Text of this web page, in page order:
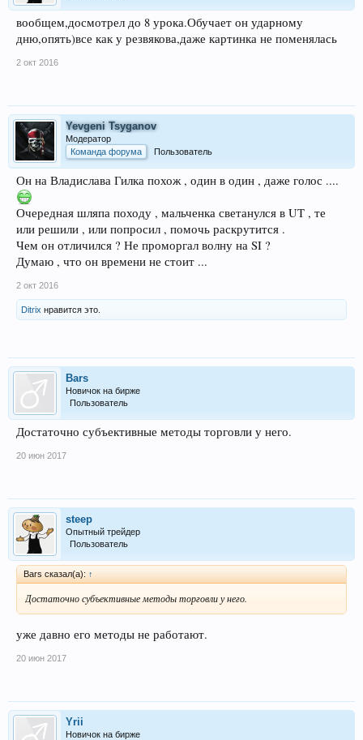
вообщем,досмотрел до 8 урока.Обучает он ударному
дню,опять)все как у резвякова,даже картинка не поменялась
2 окт 2016
Yevgeni Tsyganov
Модератор
Команда форума
Пользователь
Он на Владислава Гилка похож , один в один , даже голос ....
Очередная шляпа походу , мальченка светанулся в UT , те
или решили , или попросил , помочь раскрутится .
Чем он отличился ? Не проморгал волну на SI ?
Думаю , что он времени не стоит ...
2 окт 2016
Ditrix нравится это.
Bars
Новичок на бирже
Пользователь
Достаточно субъективные методы торговли у него.
20 июн 2017
steep
Опытный трейдер
Пользователь
Bars сказал(а): ↑
Достаточно субъективные методы торговли у него.
уже давно его методы не работают.
20 июн 2017
Yrii
Новичок на бирже